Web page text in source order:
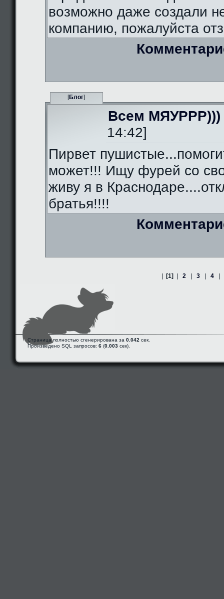
возможно даже создали
компанию, пожалуйста
[Блог]
Всем МЯУРРР)))
14:42]
Пирвет
может!!! Ищу фурей со
живу я в
братья!!!!
[1] 2 3 4
Страница полностью сгенерирована за 0.042 сек.
Произведено SQL запросов: 6 (0.003 сек).